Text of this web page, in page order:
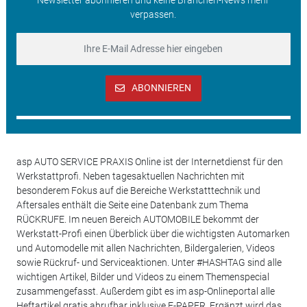
verpassen.
ABONNIEREN
asp AUTO SERVICE PRAXIS Online ist der Internetdienst für den
Werkstattprofi. Neben tagesaktuellen Nachrichten mit
besonderem Fokus auf die Bereiche Werkstatttechnik und
Aftersales enthält die Seite eine Datenbank zum Thema
RÜCKRUFE. Im neuen Bereich AUTOMOBILE bekommt der
Werkstatt-Profi einen Überblick über die wichtigsten Automarken
und Automodelle mit allen Nachrichten, Bildergalerien, Videos
sowie Rückruf- und Serviceaktionen. Unter #HASHTAG sind alle
wichtigen Artikel, Bilder und Videos zu einem Themenspecial
zusammengefasst. Außerdem gibt es im asp-Onlineportal alle